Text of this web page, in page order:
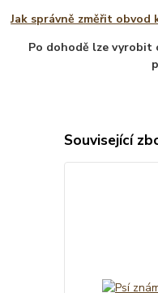
Jak správně změřit obvod
Po dohodě lze vyrobit
Související